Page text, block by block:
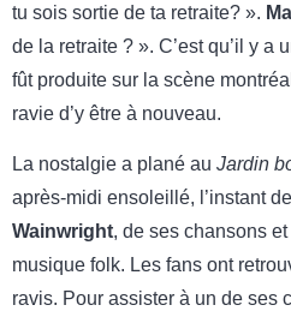
tu sois sortie de ta retraite? ».
de la retraite ? ». C’est qu’il y a
fût produite sur la scène
ravie d’y être à nouveau.
La nostalgie a plané au Jardin
après-midi ensoleillé, l’instant
Wainwright, de ses chansons et
musique folk. Les fans ont
ravis. Pour assister à un de ses